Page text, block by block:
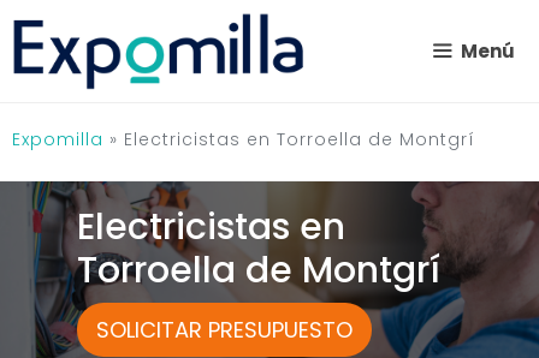
Saltar
contenido
Menú
Expomilla » Electricistas en Torroella de Montgrí
Electricistas en
Torroella de Montgrí
SOLICITAR PRESUPUESTO